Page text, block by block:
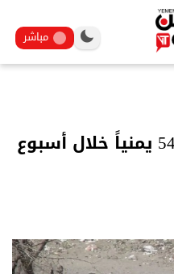
مباشر